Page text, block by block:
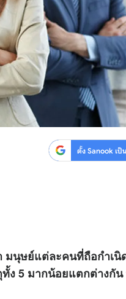
ตั้ง Sanook เป็
มนุษย์แต่ละคนที่ถือกำเ
ง 5 มากน้อยแตกต่างกั